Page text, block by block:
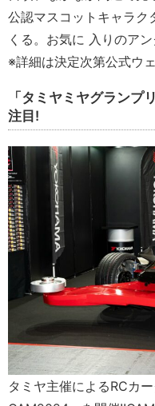
公認マスコットキャラク
くる。お気に 入りのア
※詳細は決定次第公式ウ
「タミヤミヤグラン
注目!
タミヤ主催によるRCカ